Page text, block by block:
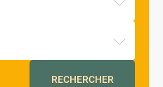
RECHERCHER